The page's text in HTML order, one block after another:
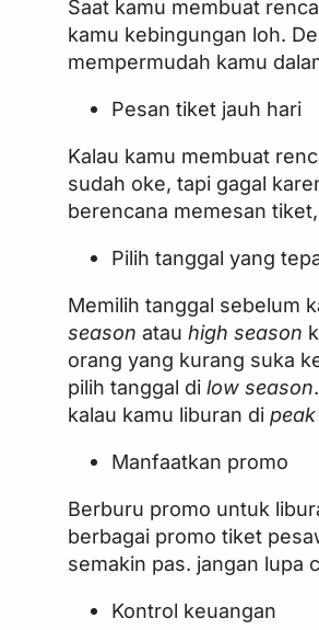
Saat kamu membuat
kamu kebingungan loh.
mempermudah kamu
Pesan tiket jauh hari
Kalau kamu membuat
sudah oke, tapi gagal
berencana memesan
Pilih tanggal yang
Memilih tanggal sebelum
season atauhigh season
orang yang kurang suka
pilih tanggal dilow season
kalau kamu liburan di
Manfaatkan promo
Berburu promo untuk
berbagai promo tiket
semakin pas. jangan lupa
Kontrol keuangan